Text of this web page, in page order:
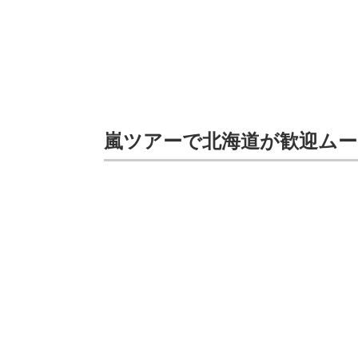
嵐ツアーで北海道が歓迎ム